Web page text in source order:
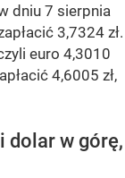
dniu 7 sierpnia
3,7324 zł.
euro 4,3010
4,6005 zł,
dolar w górę,